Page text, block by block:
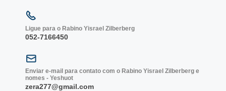
Ligue para o Rabino Yisrael Zilberberg
052-7166450
Enviar e-mail para contato com o Rabino Yisrael Zilberberg e
nomes - Yeshuot
zera277@gmail.com